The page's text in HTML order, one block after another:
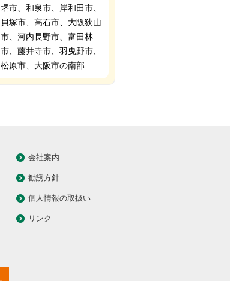
堺市、和泉市、岸和田市、
貝塚市、高石市、大阪狭山
市、河内長野市、富田林
市、藤井寺市、羽曳野市、
松原市、大阪市の南部
会社案内
勧誘方針
個人情報の取扱い
リンク